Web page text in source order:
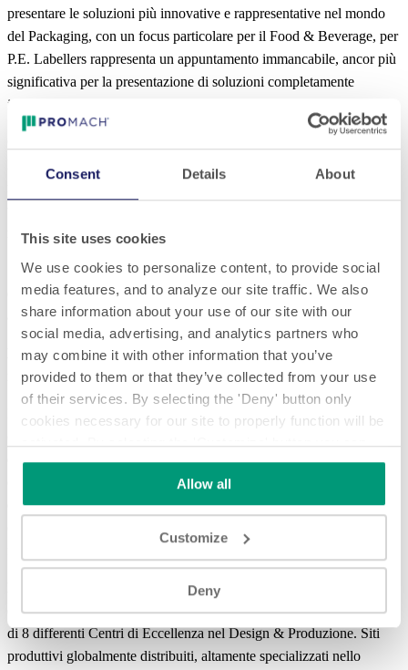
Consent Details About
This site uses cookies
We use cookies to personalize content, to provide social
media features, and to analyze our site traffic. We also
share information about your use of our site with our
social media, advertising, and analytics partners who
may combine it with other information that you’ve
provided to them or that they’ve collected from your use
of their services. By selecting the 'Deny' button only
cookies necessary for our site to properly function will be
activated. By selecting the 'Customize' button you can
choose the individual categories of cookies you want to
Read the complete cookie policy.
Allow all
Customize
Deny
presentare le soluzioni più innovative e rappresentative nel mondo
del Packaging, con un focus particolare per il Food & Beverage, per
P.E. Labellers rappresenta un appuntamento immancabile, ancor più
significativa per la presentazione di soluzioni completamente
innovative.
mosse. Le stazioni possono essere sia fisse che mobili su carrello.
Sarà infine presente ancheAurora 5.0, applicatore sleeve e tamper
evident che offre la flessibilità di eseguire quattro diverse
applicazioni di termo-retrazione.
L’innovazione tecnologica fa di P.E. Labellers un’azienda unica
nel suo genere.
Il punto chiave è rappresentato dall’assoluta flessibilità nel
esistenti: tecnologia adesiva, pretagliata con colla a caldo, bobina
colla a caldo, bobina colla a freddo, applicatori sleeve, soluzioni di
etichettatura ibride. Il concetto di modularità è esteso ad ogni
La strategia manifatturiera adottata da P.E. è basata sul
concetto di “Produzione Verticale”, che ha portato alla creazione
di 8 differenti Centri di Eccellenza nel Design & Produzione. Siti
produttivi globalmente distribuiti, altamente specializzati nello